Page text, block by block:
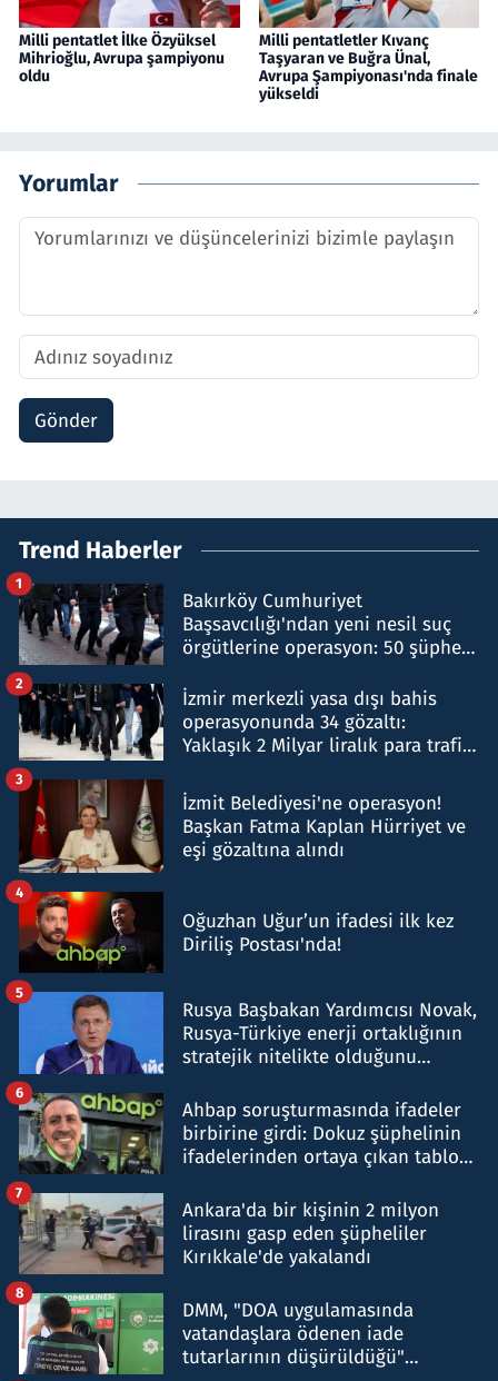
Milli pentatlet İlke Özyüksel
Mihrioğlu, Avrupa şampiyonu
oldu
Milli pentatletler Kıvanç
Taşyaran ve Buğra Ünal,
Avrupa Şampiyonası'nda finale
yükseldi
Yorumlar
Gönder
Trend Haberler
Bakırköy Cumhuriyet
Başsavcılığı'ndan yeni nesil suç
örgütlerine operasyon: 50 şüpheli
1
İzmir merkezli yasa dışı bahis
operasyonunda 34 gözaltı:
Yaklaşık 2 Milyar liralık para trafiği
2
İzmit Belediyesi'ne operasyon!
Başkan Fatma Kaplan Hürriyet ve
eşi gözaltına alındı
3
Oğuzhan Uğur’un ifadesi ilk kez
Diriliş Postası'nda!
4
Rusya Başbakan Yardımcısı Novak,
Rusya-Türkiye enerji ortaklığının
stratejik nitelikte olduğunu
5
Ahbap soruşturmasında ifadeler
birbirine girdi: Dokuz şüphelinin
ifadelerinden ortaya çıkan tablo
6
Ankara'da bir kişinin 2 milyon
lirasını gasp eden şüpheliler
Kırıkkale'de yakalandı
7
DMM, "DOA uygulamasında
vatandaşlara ödenen iade
tutarlarının düşürüldüğü"
8